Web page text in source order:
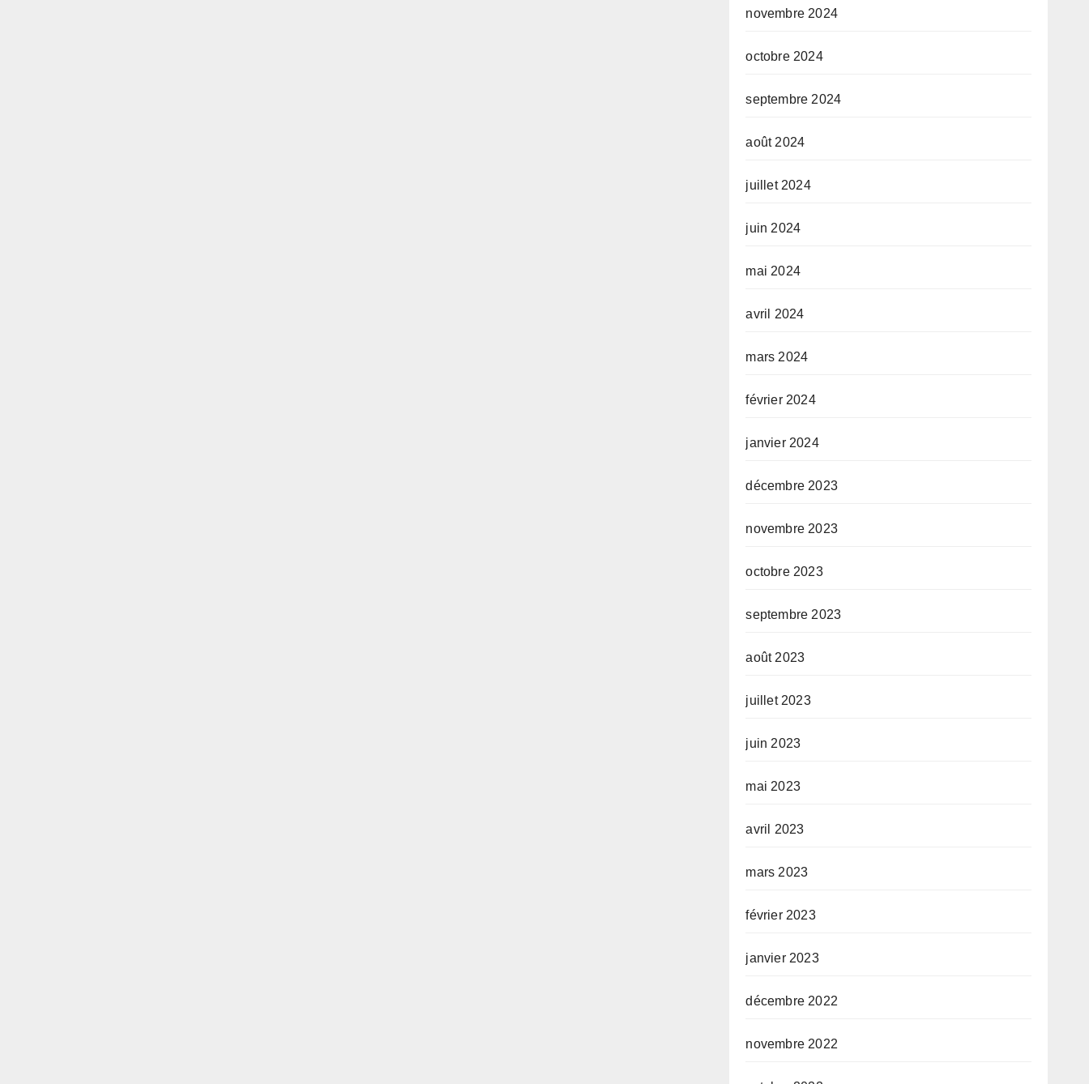
novembre 2024
octobre 2024
septembre 2024
août 2024
juillet 2024
juin 2024
mai 2024
avril 2024
mars 2024
février 2024
janvier 2024
décembre 2023
novembre 2023
octobre 2023
septembre 2023
août 2023
juillet 2023
juin 2023
mai 2023
avril 2023
mars 2023
février 2023
janvier 2023
décembre 2022
novembre 2022